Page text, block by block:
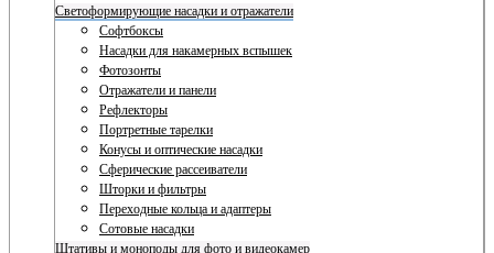
Светоформирующие насадки и отражатели
Софтбоксы
Насадки для накамерных вспышек
Фотозонты
Отражатели и панели
Рефлекторы
Портретные тарелки
Конусы и оптические насадки
Сферические рассеиватели
Шторки и фильтры
Переходные кольца и адаптеры
Сотовые насадки
Штативы и моноподы для фото и видеокамер